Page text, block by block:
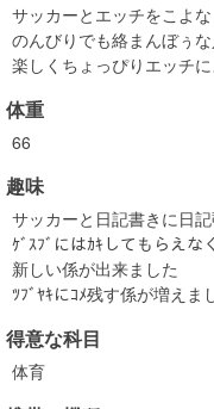
サッカーとエッチをこよな
のんびりでも絡まんぼぅ
楽しくちょっぴりエッチに
体重
66
趣味
サッカーと日記書きに日記
ｹﾞｽﾌﾞにはｶｷしてもらえな
新しい係が出来ました
ﾂﾌﾞﾔｷにｺﾒ残す係が増えま
得意な科目
体育